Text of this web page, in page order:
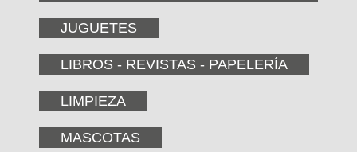
JUGUETES
LIBROS - REVISTAS - PAPELERÍA
LIMPIEZA
MASCOTAS